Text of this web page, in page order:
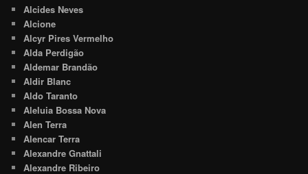
Alcides Neves
Alcione
Alcyr Pires Vermelho
Alda Perdigão
Aldemar Brandão
Aldir Blanc
Aldo Taranto
Aleluia Bossa Nova
Alen Terra
Alencar Terra
Alexandre Gnattali
Alexandre Ribeiro